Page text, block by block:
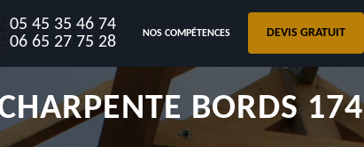
05 45 35 46 74
06 65 27 75 28
NOS COMPÉTENCES DEVIS GRATUIT
DE TRAITEMENT DE
BORDS